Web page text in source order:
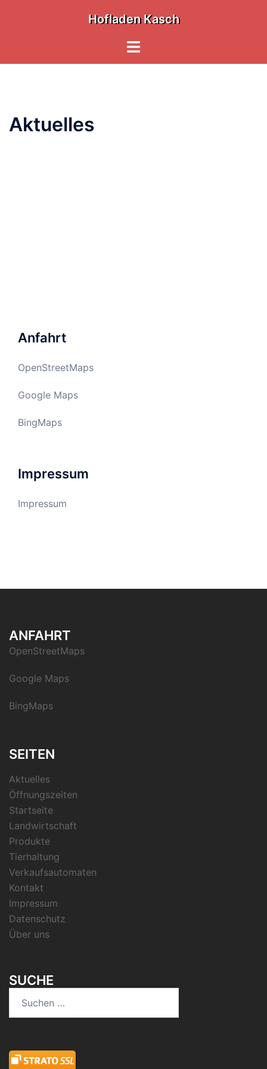
Hofladen Kasch
Menü
Aktuelles
Anfahrt
OpenStreetMaps
Google Maps
BingMaps
Impressum
Impressum
ANFAHRT
OpenStreetMaps
Google Maps
BingMaps
SEITEN
Aktuelles
Öffnungszeiten
Startseite
Landwirtschaft
Produkte
Tierhaltung
Verkaufsautomaten
Kontakt
Impressum
Datenschutz
Über uns
SUCHE